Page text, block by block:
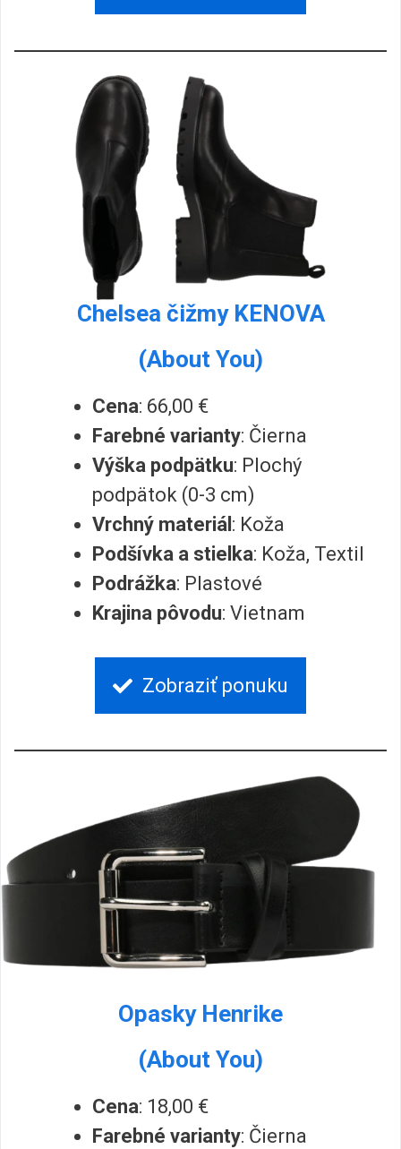
Chelsea čižmy KENOVA
(About You)
Cena: 66,00 €
Farebné varianty: Čierna
Výška podpätku: Plochý
podpätok (0-3 cm)
Vrchný materiál : Koža
Podšívka a stielka: Koža, Textil
Podrážka: Plastové
Krajina pôvodu: Vietnam
Zobraziť ponuku
Opasky Henrike
(About You)
Cena: 18,00 €
Farebné varianty: Čierna